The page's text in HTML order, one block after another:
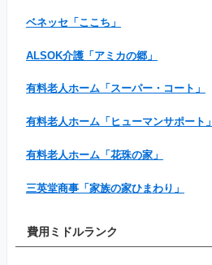
ベネッセ「ここち」
ALSOK介護「アミカの郷」
有料老人ホーム「スーパー・コート」
有料老人ホーム「ヒューマンサポート」
有料老人ホーム「花珠の家」
三英堂商事「家族の家ひまわり」
費用ミドルランク